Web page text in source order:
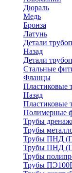
Дюраль
Медь
Бронза
Латунь
Детали
Назад
Детали
Стальные
Фланцы
Пластиковые
Назад
Пластиковые
Полимерные
Трубы
Трубы
Трубы ПНД
Трубы ПНД
Трубы
Трубы